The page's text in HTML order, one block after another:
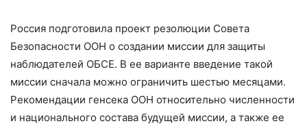
Россия подготовила проект резолюции Совета
Безопасности ООН о создании миссии для защиты
наблюдателей ОБСЕ. В ее варианте введение такой
миссии сначала можно ограничить шестью месяцами.
Рекомендации генсека ООН относительно численности
и национального состава будущей миссии, а также ее